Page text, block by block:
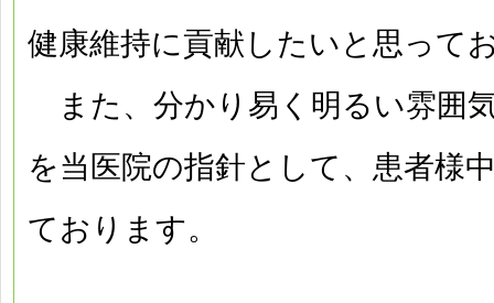
健康維持に貢献したいと思って
また、分かり易く明るい雰囲
を当医院の指針として、患者様
ております。